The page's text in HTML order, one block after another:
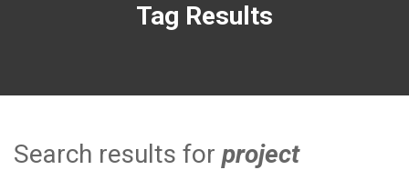
Tag Results
Search results for project